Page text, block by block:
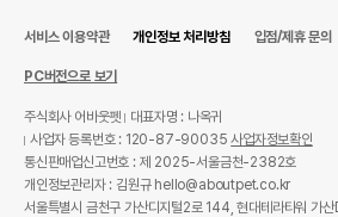
서비스 이용약관 개인정보 처리방침 입점/제휴 문의
PC버전으로 보기
주식회사 어바웃펫
대표자명 : 나옥귀
사업자 등록번호 : 120-87-90035사업자정보확인
통신판매업신고번호 : 제 2025-서울금천-2382호
개인정보관리자 : 김원규 hello@aboutpet.co.kr
서울특별시 금천구 가산디지털2로 144, 현대테라타워